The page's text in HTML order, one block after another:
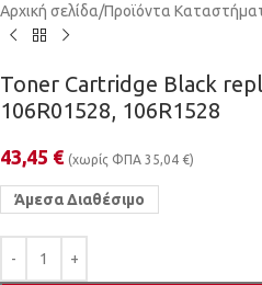
Αρχική σελίδα/Προϊόντα
Toner Cartridge Black
106R01528, 106R1528
43,45 € (χωρίς ΦΠΑ 35,04 €)
Άμεσα Διαθέσιμο